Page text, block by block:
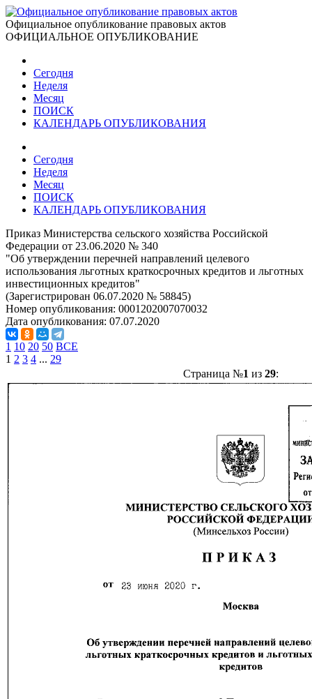
Официальное опубликование правовых актов
ОФИЦИАЛЬНОЕ ОПУБЛИКОВАНИЕ
Сегодня
Неделя
Месяц
ПОИСК
КАЛЕНДАРЬ ОПУБЛИКОВАНИЯ
Сегодня
Неделя
Месяц
ПОИСК
КАЛЕНДАРЬ ОПУБЛИКОВАНИЯ
Приказ Министерства сельского хозяйства Российской
Федерации от 23.06.2020 № 340
"Об утверждении перечней направлений целевого
использования льготных краткосрочных кредитов и льготных
инвестиционных кредитов"
(Зарегистрирован 06.07.2020 № 58845)
Номер опубликования: 0001202007070032
Дата опубликования: 07.07.2020
1 10 20 50 ВСЕ
1 2 3 4 ... 29
Страница №1 из 29: